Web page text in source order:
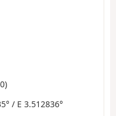
/ E 3.512836°